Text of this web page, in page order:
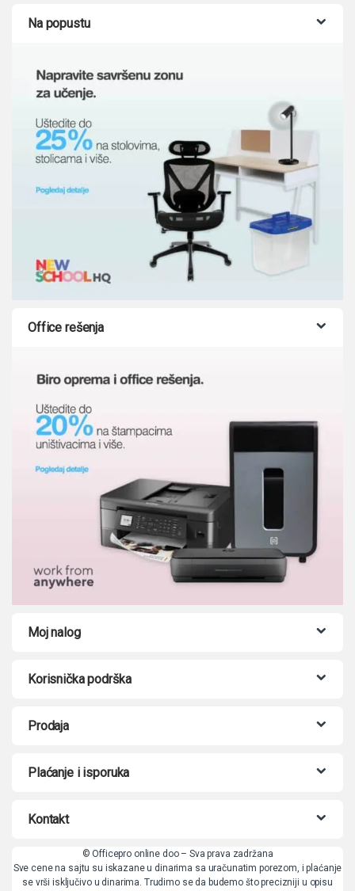
Na popustu
Office rešenja
Moj nalog
Korisnička podrška
Prodaja
Plaćanje i isporuka
Kontakt
© Officepro online doo – Sva prava zadržana
Sve cene na sajtu su iskazane u dinarima sa uračunatim porezom, i plaćanje
se vrši isključivo u dinarima. Trudimo se da budemo što precizniji u opisu